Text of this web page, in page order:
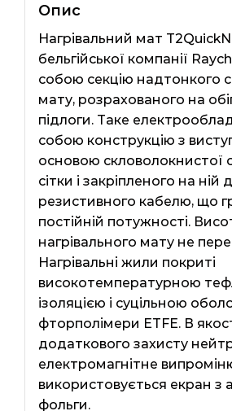
Опис
Нагрівальний мат
бельгійської компанії
собою секцію надтонкого
мату, розрахованого на
підлоги. Таке
собою конструкцію з
основою скловолокнистої
сітки і закріпленого на
резистивного кабелю, що
постійній потужності.
нагрівального мату не
Нагрівальні жили покриті
високотемпературною
ізоляцією і суцільною
фторполімери ETFE. В
додаткового захисту
електромагнітне
використовується екран з
фольги.